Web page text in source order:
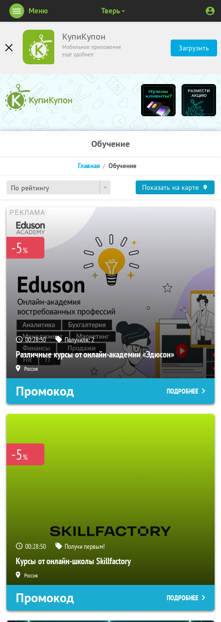
КупиКупон
Мобильное приложение
ещё удобнее
Загрузить
Меню Тверь
Обучение
По рейтингу
Главная Обучение
Показать на карте
-5%
00:28:47 Получили:2
Различные курсы от онлайн-академии «Эдюсон»
Россия
Промокод ПОДРОБНЕЕ
-5%
00:28:47 Получи первым!
Курсы от онлайн-школы Skillfactory
Россия
Промокод ПОДРОБНЕЕ